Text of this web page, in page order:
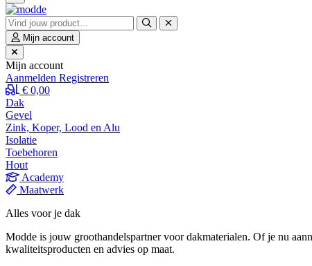
Mijn account
Mijn account
Aanmelden Registreren
€ 0,00
Dak
Gevel
Zink, Koper, Lood en Alu
Isolatie
Toebehoren
Hout
Academy
Maatwerk
Alles voor je dak
Modde is jouw groothandelspartner voor dakmaterialen. Of je nu
kwaliteitsproducten en advies op maat.